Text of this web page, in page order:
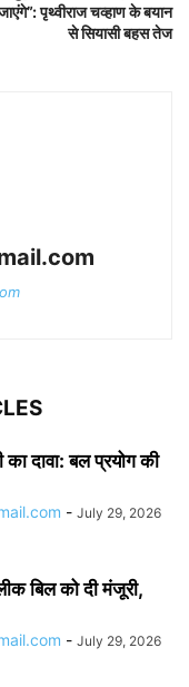
पृथ्वीराज चव्हाण के बयान
से सियासी बहस तेज
दावा: बल प्रयोग की
- July 29, 2026
बिल को दी मंजूरी,
- July 29, 2026